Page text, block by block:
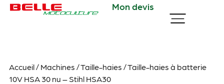
Mon devis
Accueil/ Machines /Taille-haies / Taille-haies à batterie
10V HSA 30 nu – Stihl HSA30